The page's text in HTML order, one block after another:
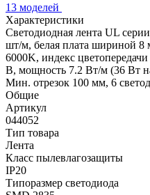
13 моделей
Характеристики
Светодиодная лента UL
шт/м, белая плата шириной
6000K, индекс
В, мощность 7.2 Вт/м (36 Вт
Мин. отрезок 100 мм, 6
Общие
Артикул
044052
Тип товара
Лента
Класс пылевлагозащиты
IP20
Типоразмер светодиода